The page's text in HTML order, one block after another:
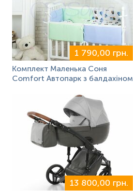
1 790,00 грн.
Комплект Маленька Соня
Comfort Автопарк з балдахіном
13 800,00 грн.